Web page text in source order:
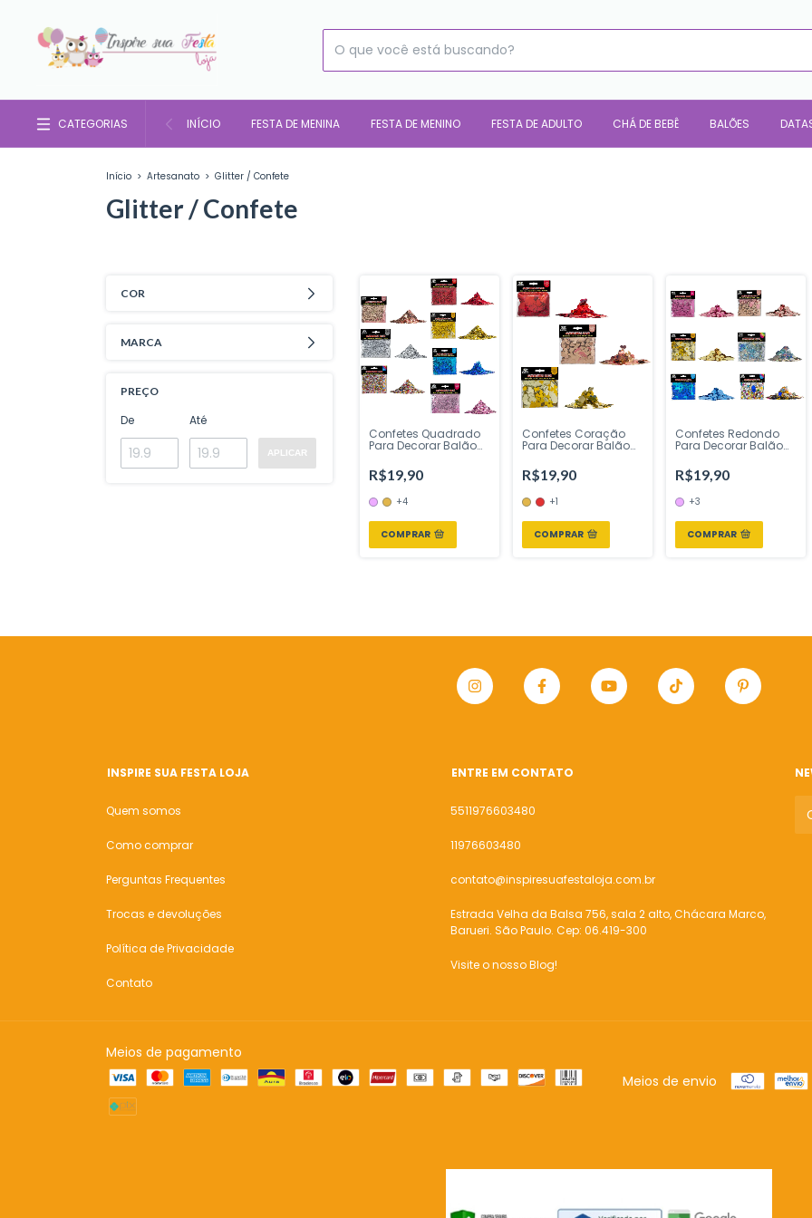
CATEGORIAS INÍCIO FESTA DE MENINA FESTA DE MENINO FESTA DE ADULTO CHÁ DE BEBÊ BALÕES
Início > Artesanato > Glitter / Confete
Glitter / Confete
COR
MARCA
PREÇO
De Até
APLICAR
Confetes Quadrado
Para Decorar Balão
Bizarro - Inspire sua
Festa Loja
R$19,90
+4
COMPRAR
Confetes Coração
Para Decorar Balão
Bizarro - Inspire sua
Festa Loja
R$19,90
+1
COMPRAR
Confetes Redondo
Para Decorar Balão
Bizarro - Inspire sua
Festa Loja
R$19,90
+3
COMPRAR
INSPIRE SUA FESTA LOJA
Quem somos
Como comprar
Perguntas Frequentes
Trocas e devoluções
Política de Privacidade
Contato
ENTRE EM CONTATO
5511976603480
11976603480
contato@inspiresuafestaloja.com.br
Estrada Velha da Balsa 756, sala 2 alto, Chácara Marco,
Barueri. São Paulo. Cep: 06.419-300
Visite o nosso Blog!
Meios de pagamento
Meios de envio